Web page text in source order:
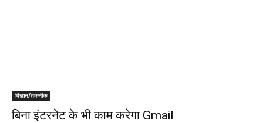
विज्ञान/तकनीक
बिना इंटरनेट के भी काम करेगा Gmail